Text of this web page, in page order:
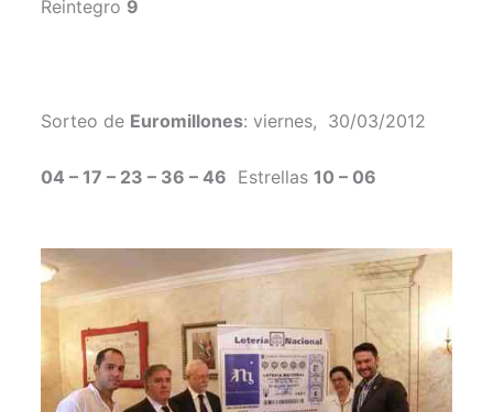
Reintegro 9
Sorteo de Euromillones: viernes, 30/03/2012
04 – 17 – 23 – 36 – 46 Estrellas10 – 06